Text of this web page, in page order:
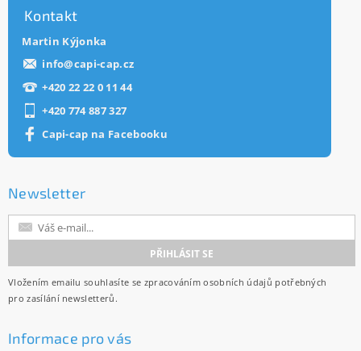
Kontakt
Martin Kýjonka
info@capi-cap.cz
+420 22 22 0 11 44
+420 774 887 327
Capi-cap na Facebooku
Newsletter
Vložením emailu souhlasíte se zpracováním osobních údajů potřebných
pro zasílání newsletterů.
Informace pro vás